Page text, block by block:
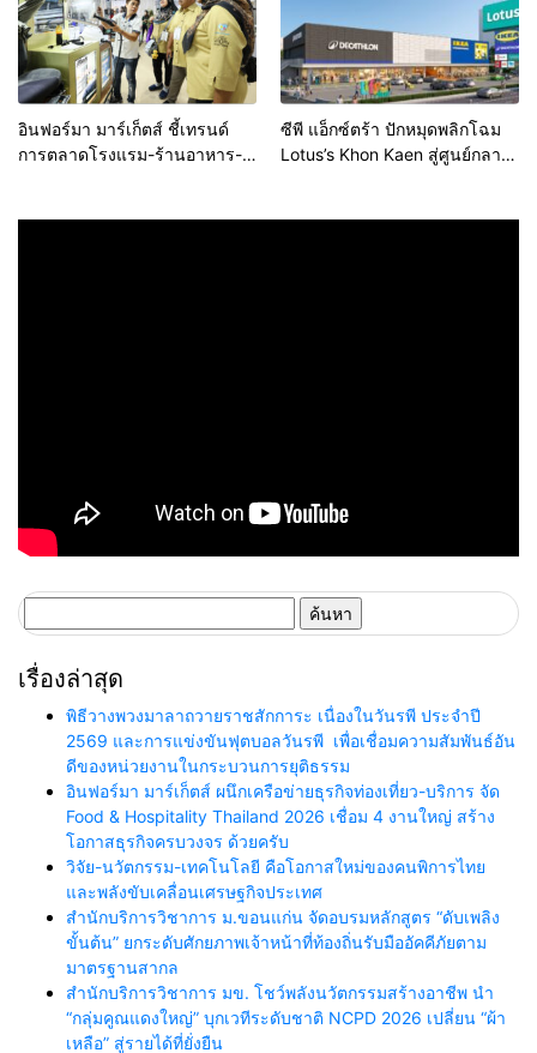
อินฟอร์มา มาร์เก็ตส์ ชี้เทรนด์
การตลาดโรงแรม-ร้านอาหาร-
ซีพี แอ็กซ์ตร้า ปักหมุดพลิกโฉม
Lotus’s Khon Kaen สู่ศูนย์กลาง
สำหรับ:
เรื่องล่าสุด
พิธีวางพวงมาลาถวายราชสักการะ เนื่องในวันรพี ประจำปี
2569 และการแข่งขันฟุตบอลวันรพี เพื่อเชื่อมความสัมพันธ์อัน
ดีของหน่วยงานในกระบวนการยุติธรรม
อินฟอร์มา มาร์เก็ตส์ ผนึกเครือข่ายธุรกิจท่องเที่ยว-บริการ จัด
Food & Hospitality Thailand 2026 เชื่อม 4 งานใหญ่ สร้าง
โอกาสธุรกิจครบวงจร ด้วยครับ
วิจัย-นวัตกรรม-เทคโนโลยี คือโอกาสใหม่ของคนพิการไทย
และพลังขับเคลื่อนเศรษฐกิจประเทศ
สำนักบริการวิชาการ ม.ขอนแก่น จัดอบรมหลักสูตร “ดับเพลิง
ขั้นต้น” ยกระดับศักยภาพเจ้าหน้าที่ท้องถิ่นรับมืออัคคีภัยตาม
มาตรฐานสากล
สำนักบริการวิชาการ มข. โชว์พลังนวัตกรรมสร้างอาชีพ นำ
“กลุ่มคูณแดงใหญ่” บุกเวทีระดับชาติ NCPD 2026 เปลี่ยน “ผ้า
เหลือ” สู่รายได้ที่ยั่งยืน